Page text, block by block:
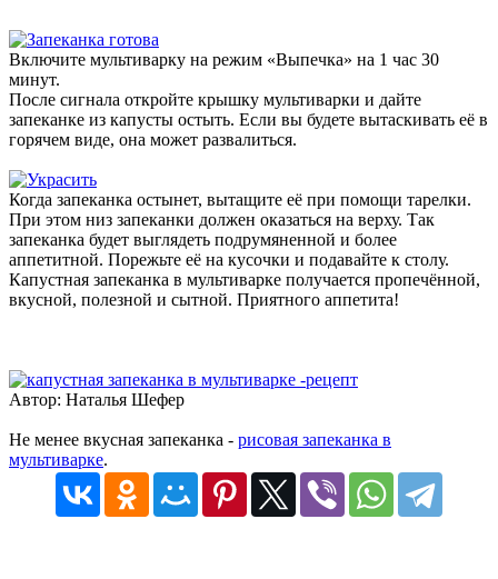
Включите мультиварку на режим «Выпечка» на 1 час 30
минут.
После сигнала откройте крышку мультиварки и дайте
запеканке из капусты остыть. Если вы будете вытаскивать её в
горячем виде, она может развалиться.
Когда запеканка остынет, вытащите её при помощи тарелки.
При этом низ запеканки должен оказаться на верху. Так
запеканка будет выглядеть подрумяненной и более
аппетитной. Порежьте её на кусочки и подавайте к столу.
Капустная запеканка в мультиварке получается пропечённой,
вкусной, полезной и сытной. Приятного аппетита!
Автор: Наталья Шефер
Не менее вкусная запеканка - рисовая запеканка в
мультиварке.